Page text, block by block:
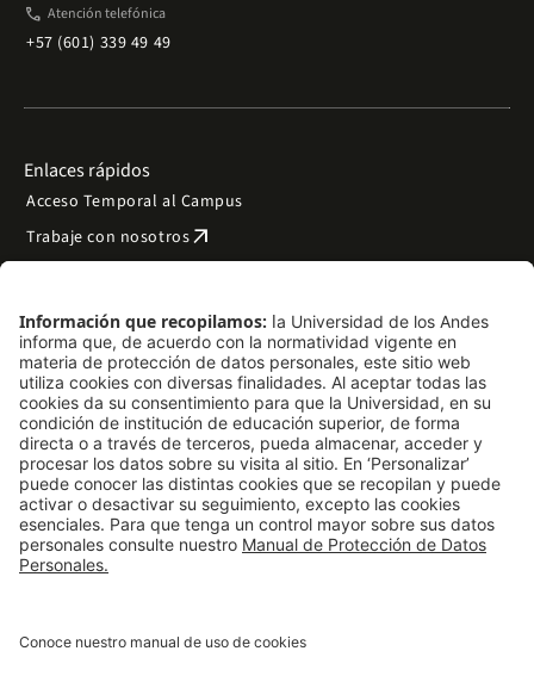
phone Atención telefónica
+57 (601) 339 49 49
Enlaces rápidos
Acceso Temporal al Campus
Trabaje con nosotrosarrow_outward
Preguntas frecuentes
Filantropía y donacionesarrow_outward
Mapa del sitio arrow_outward
Síguenos
LinkedIn
Instagram
Facebook
TikTok